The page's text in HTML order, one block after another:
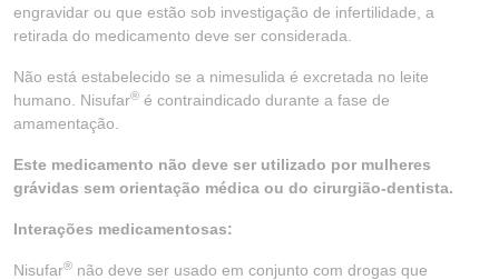
engravidar ou que estão sob investigação de infertilidade, a
retirada do medicamento deve ser considerada.
Não está estabelecido se a nimesulida é excretada no leite
humano. Nisufar® é contraindicado durante a fase de
amamentação.
Este medicamento não deve ser utilizado por mulheres
grávidas sem orientação médica ou do cirurgião-dentista.
Interações medicamentosas:
Nisufar® não deve ser usado em conjunto com drogas que